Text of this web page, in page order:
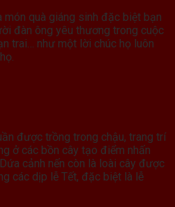
món quà giáng sinh đặc biệt bạn
đàn ông yêu thương trong cuộc
trai… như một lời chúc họ luôn
được trồng trong chậu, trang trí
ở các bồn cây tạo điểm nhấn
cảnh nến còn là loài cây được
các dịp lễ Tết, đặc biệt là lễ